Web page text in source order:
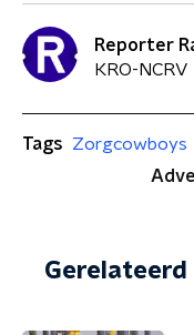
Reporter
KRO-NCRV
Tags
Zorgcowboys
Gerelateerd